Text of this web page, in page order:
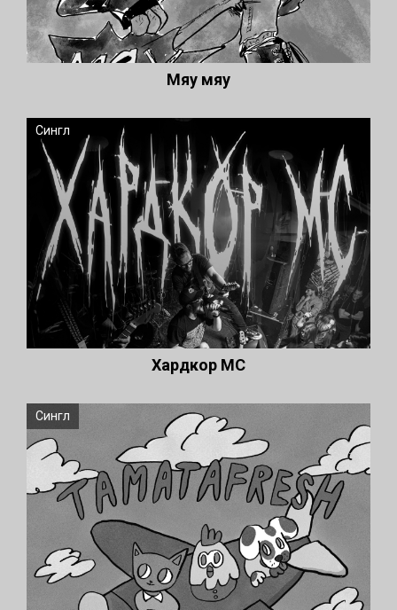
Мяу мяу
Сингл
Хардкор МС
Сингл